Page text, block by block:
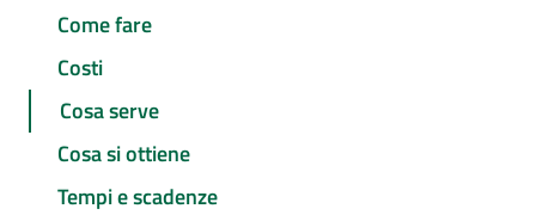
Come fare
Costi
Cosa serve
Cosa si ottiene
Tempi e scadenze